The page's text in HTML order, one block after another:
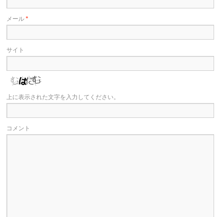
メール*
サイト
上に表示された文字を入力してください。
コメント